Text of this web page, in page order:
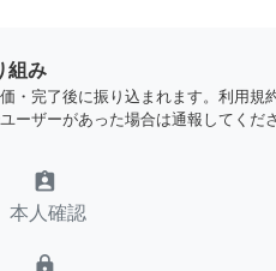
組み
・完了後に振り込まれます。利用規
ーザーがあった場合は通報してくださ
assignment_ind
本人確認
lock